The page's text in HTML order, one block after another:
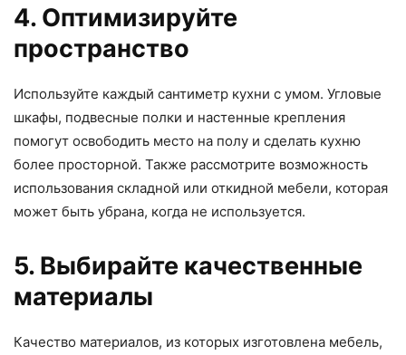
4. Оптимизируйте
пространство
Используйте каждый сантиметр кухни с умом. Угловые
шкафы, подвесные полки и настенные крепления
помогут освободить место на полу и сделать кухню
более просторной. Также рассмотрите возможность
использования складной или откидной мебели, которая
может быть убрана, когда не используется.
5. Выбирайте качественные
материалы
Качество материалов, из которых изготовлена мебель,